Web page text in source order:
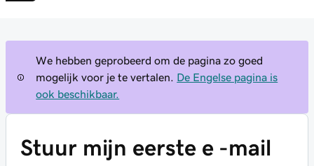
We hebben geprobeerd om de pagina zo goed
mogelijk voor je te vertalen.
De Engelse pagina is
ook beschikbaar.
Stuur mijn eerste e -mail